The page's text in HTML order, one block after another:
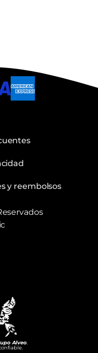
y reembolsos
Alveo.